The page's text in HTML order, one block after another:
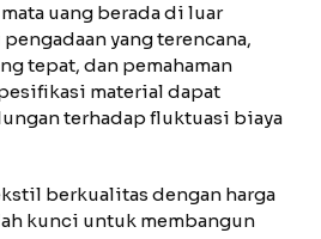
uang berada di luar
yang terencana,
tepat, dan pemahaman
material dapat
terhadap fluktuasi biaya
berkualitas dengan harga
kunci untuk membangun